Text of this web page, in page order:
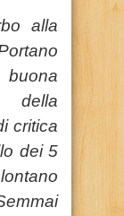
alla
della
critica
dei 5